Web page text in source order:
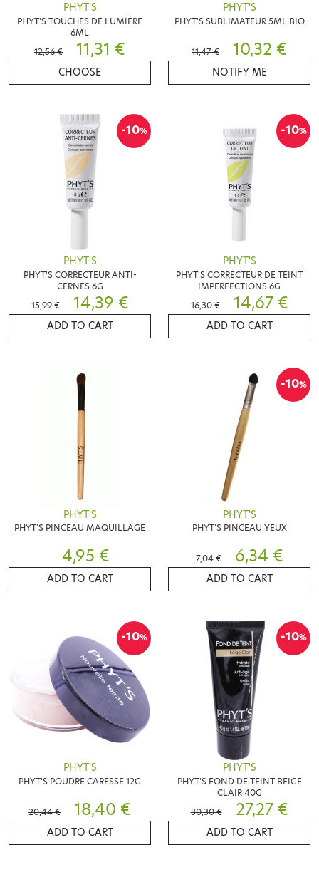
PHYT'S
PHYT'S TOUCHES DE LUMIÈRE
6ML
12,56 €
11,31 €
CHOOSE
PHYT'S
PHYT'S SUBLIMATEUR 5ML BIO
11,47 € 10,32 €
NOTIFY ME
-10%
PHYT'S
PHYT'S CORRECTEUR ANTI-
CERNES 6G
15,99 €
14,39 €
ADD TO CART
-10%
PHYT'S
PHYT'S CORRECTEUR DE TEINT
IMPERFECTIONS 6G
16,30 €
14,67 €
ADD TO CART
PHYT'S
PHYT'S PINCEAU MAQUILLAGE
4,95 €
ADD TO CART
-10%
PHYT'S
PHYT'S PINCEAU YEUX
7,04 € 6,34 €
ADD TO CART
-10%
PHYT'S
PHYT'S POUDRE CARESSE 12G
20,44 € 18,40 €
ADD TO CART
-10%
PHYT'S
PHYT'S FOND DE TEINT BEIGE
CLAIR 40G
30,30 €
27,27 €
ADD TO CART